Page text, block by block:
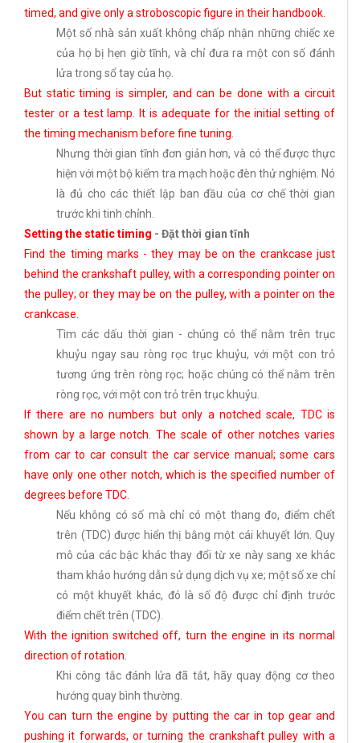
timed, and give only a stroboscopic figure in their handbook.
Một số nhà sản xuất không chấp nhận những chiếc xe
của họ bị hẹn giờ tĩnh, và chỉ đưa ra một con số đánh
lửa trong sổ tay của họ.
But static timing is simpler, and can be done with a circuit
tester or a test lamp. It is adequate for the initial setting of
the timing mechanism before fine tuning.
Nhưng thời gian tĩnh đơn giản hơn, và có thể được thực
hiện với một bộ kiểm tra mạch hoặc đèn thử nghiệm. Nó
là đủ cho các thiết lập ban đầu của cơ chế thời gian
trước khi tinh chỉnh.
Setting the static timing - Đặt thời gian tĩnh
Find the timing marks - they may be on the crankcase just
behind the crankshaft pulley, with a corresponding pointer on
the pulley; or they may be on the pulley, with a pointer on the
crankcase.
Tìm các dấu thời gian - chúng có thể nằm trên trục
khuỷu ngay sau ròng rọc trục khuỷu, với một con trỏ
tương ứng trên ròng rọc; hoặc chúng có thể nằm trên
ròng rọc, với một con trỏ trên trục khuỷu.
If there are no numbers but only a notched scale, TDC is
shown by a large notch. The scale of other notches varies
from car to car consult the car service manual; some cars
have only one other notch, which is the specified number of
degrees before TDC.
Nếu không có số mà chỉ có một thang đo, điểm chết
trên (TDC) được hiển thị bằng một cái khuyết lớn. Quy
mô của các bậc khác thay đổi từ xe này sang xe khác
tham khảo hướng dẫn sử dụng dịch vụ xe; một số xe chỉ
có một khuyết khác, đó là số độ được chỉ định trước
điểm chết trên (TDC).
With the ignition switched off, turn the engine in its normal
direction of rotation.
Khi công tắc đánh lửa đã tắt, hãy quay động cơ theo
hướng quay bình thường.
You can turn the engine by putting the car in top gear and
pushing it forwards, or turning the crankshaft pulley with a